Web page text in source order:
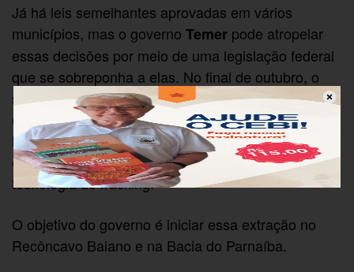
Já há leis semelhantes aprovadas em vários
municípios, mas o governo Temer pode atropelar
essas decisões por meio de uma legislação federal
que se sobreponha a elas. No final de outubro, o
secretário de Petróleo e Gás do Ministério de Minas
e Energia, Marcio Félix, confirmou que o governo
lançará um projeto piloto de exploração de petróleo
e gás na região Nordeste do país utilizando a
tecnologia do fracking.
O objetivo do governo é iniciar essa extração no
Recôncavo Baiano e na Bacia do Parnaíba.